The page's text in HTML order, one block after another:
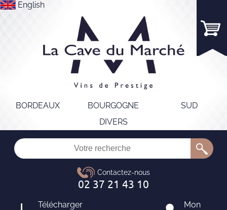
English
BORDEAUX BOURGOGNE
SUD
DIVERS
Télécharger
Mon